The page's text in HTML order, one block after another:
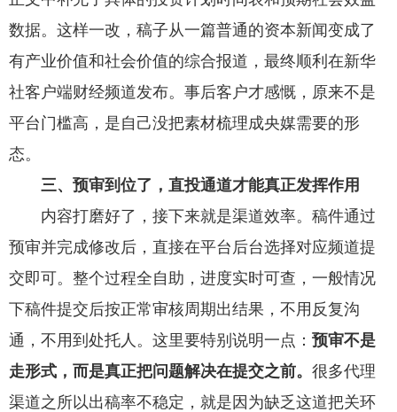
数据。这样一改，稿子从一篇普通的资本新闻变成了
有产业价值和社会价值的综合报道，最终顺利在新华
社客户端财经频道发布。事后客户才感慨，原来不是
平台门槛高，是自己没把素材梳理成央媒需要的形
态。
三、预审到位了，直投通道才能真正发挥作用
内容打磨好了，接下来就是渠道效率。稿件通过
预审并完成修改后，直接在平台后台选择对应频道提
交即可。整个过程全自助，进度实时可查，一般情况
下稿件提交后按正常审核周期出结果，不用反复沟
通，不用到处托人。这里要特别说明一点： 预审不是
走形式，而是真正把问题解决在提交之前。 很多代理
渠道之所以出稿率不稳定，就是因为缺乏这道把关环